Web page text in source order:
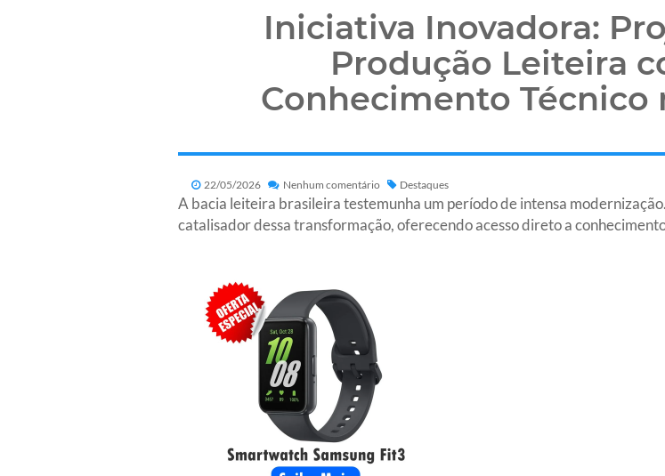
Iniciativa Inovadora:
Produção Leiteira
Conhecimento Técnico
22/05/2026 Nenhum comentário Destaques
A bacia leiteira brasileira testemunha um período de intensa
catalisador dessa transformação, oferecendo acesso direto a